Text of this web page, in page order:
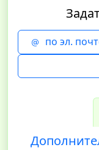
по эл.